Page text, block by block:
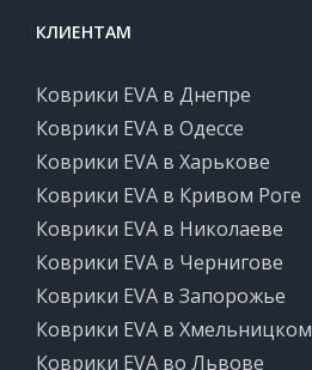
КЛИЕНТАМ
Коврики EVA в Днепре
Коврики EVA в Одессе
Коврики EVA в Харькове
Коврики EVA в Кривом Роге
Коврики EVA в Николаеве
Коврики EVA в Чернигове
Коврики EVA в Запорожье
Коврики EVA в Хмельницком
Коврики EVA во Львове